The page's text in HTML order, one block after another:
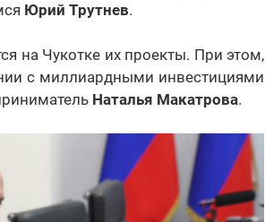
Юрий Трутнев.
на Чукотке их проекты. При этом,
с миллиардными инвестициями
Наталья Макатрова.